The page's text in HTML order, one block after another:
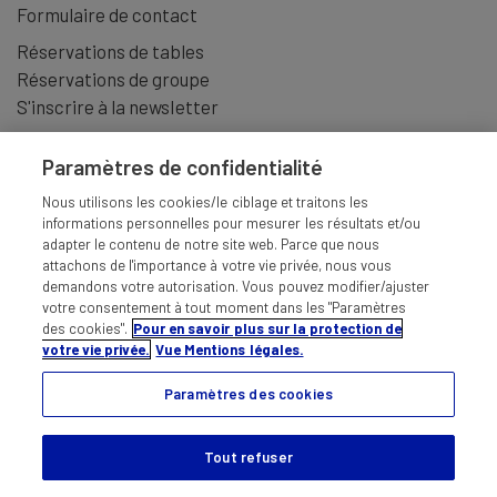
Formulaire de contact
Réservations de tables
Réservations de groupe
S'inscrire à la newsletter
MENTIONS LÉGALES
CONDITIONS GÉNÉRALES
PROTECTION DES DONNÉES
Paramètres de confidentialité
Nous utilisons les cookies/le ciblage et traitons les
informations personnelles pour mesurer les résultats et/ou
adapter le contenu de notre site web. Parce que nous
attachons de l'importance à votre vie privée, nous vous
demandons votre autorisation. Vous pouvez modifier/ajuster
votre consentement à tout moment dans les "Paramètres
des cookies". Pour en savoir plus sur la protection de
votre vie privée. Vue Mentions légales.
Paramètres des cookies
Tout refuser